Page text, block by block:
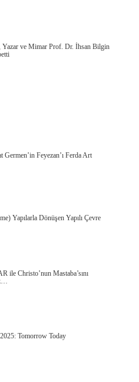
Yazar ve Mimar Prof. Dr. İhsan Bilgin
Feyezan’ı Ferda Art
Yapılarla Dönüşen Yapılı Çevre
ile Christo’nun Mastaba’sını
Tomorrow Today